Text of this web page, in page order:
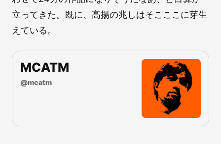
立ってきた。既に、高揚の兆しはそこここに芽生
えている。
MCATM
@mcatm